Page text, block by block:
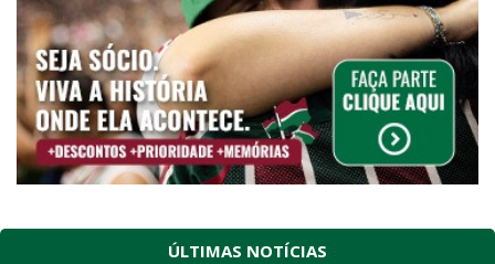
ÚLTIMAS NOTÍCIAS